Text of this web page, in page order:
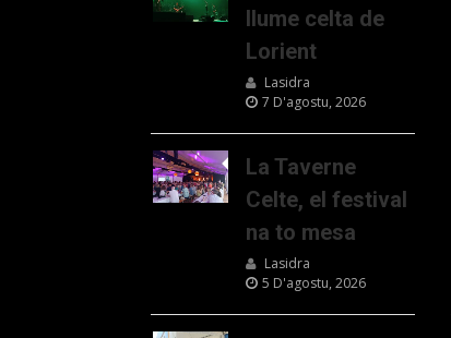
llume celta de
Lorient
Lasidra
7 D'agostu, 2026
La Taverne
Celte, el festival
na to mesa
Lasidra
5 D'agostu, 2026